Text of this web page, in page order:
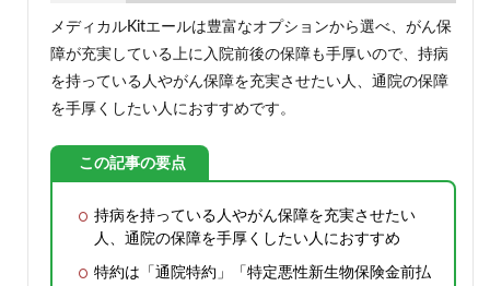
メディカルKitエールは豊富なオプションから選べ、がん保
障が充実している上に入院前後の保障も手厚いので、持病
を持っている人やがん保障を充実させたい人、通院の保障
を手厚くしたい人におすすめです。
この記事の要点
持病を持っている人やがん保障を充実させたい
人、通院の保障を手厚くしたい人におすすめ
特約は「通院特約」「特定悪性新生物保険金前払